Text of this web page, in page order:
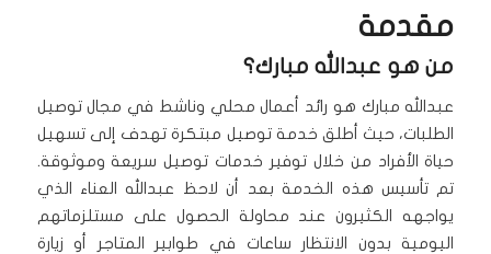
مقدمة
من هو عبدالله مبارك؟
عبدالله مبارك هو رائد أعمال محلي وناشط في مجال توصيل
الطلبات، حيث أطلق خدمة توصيل مبتكرة تهدف إلى تسهيل
حياة الأفراد من خلال توفير خدمات توصيل سريعة وموثوقة.
تم تأسيس هذه الخدمة بعد أن لاحظ عبدالله العناء الذي
يواجهه الكثيرون عند محاولة الحصول على مستلزماتهم
اليومية بدون الانتظار ساعات في طوابير المتاجر أو زيارة